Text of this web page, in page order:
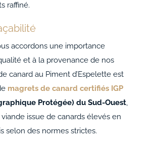
raffiné.
accordons une importance
et à la provenance de nos
canard au Piment d’Espelette est
magrets de canard certifiés IGP
Protégée) du Sud-Ouest,
issue de canards élevés en
selon des normes strictes.